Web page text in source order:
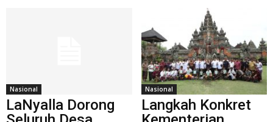
Nasional
LaNyalla Dorong
Nasional
Langkah Konkret